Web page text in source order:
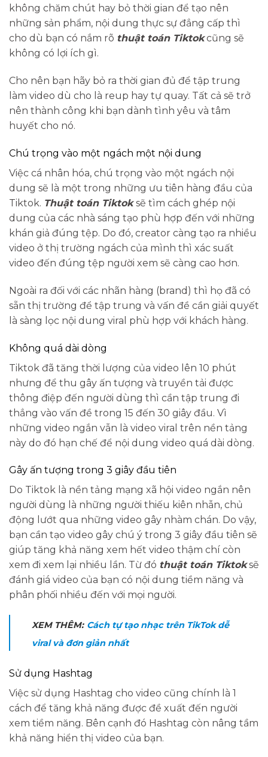
không chăm chút hay bỏ thời gian để tạo nên
những sản phẩm, nội dung thực sự đẳng cấp thì
cho dù bạn có nắm rõ thuật toán Tiktokcũng sẽ
không có lợi ích gì.
Cho nên bạn hãy bỏ ra thời gian đủ để tập trung
làm video dù cho là reup hay tự quay. Tất cả sẽ trở
nên thành công khi bạn dành tình yêu và tâm
huyết cho nó.
Chú trọng vào một ngách một nội dung
Việc cá nhân hóa, chú trọng vào một ngách nội
dung sẽ là một trong những ưu tiên hàng đầu của
Tiktok. Thuật toán Tiktoksẽ tìm cách ghép nội
dung của các nhà sáng tạo phù hợp đến với những
khán giả đúng tệp. Do đó, creator càng tạo ra nhiều
video ở thị trường ngách của mình thì xác suất
video đến đúng tệp người xem sẽ càng cao hơn.
Ngoài ra đối với các nhãn hàng (brand) thì họ đã có
sẵn thị trường để tập trung và vấn đề cần giải quyết
là sàng lọc nội dung viral phù hợp với khách hàng.
Không quá dài dòng
Tiktok đã tăng thời lượng của video lên 10 phút
nhưng để thu gây ấn tượng và truyền tải được
thông điệp đến người dùng thì cần tập trung đi
thẳng vào vấn đề trong 15 đến 30 giây đầu. Vì
những video ngắn vẫn là video viral trên nền tảng
này do đó hạn chế để nội dung video quá dài dòng.
Gây ấn tượng trong 3 giây đầu tiên
Do Tiktok là nền tảng mạng xã hội video ngắn nên
người dùng là những người thiếu kiên nhẫn, chủ
động lướt qua những video gây nhàm chán. Do vậy,
bạn cần tạo video gây chú ý trong 3 giây đầu tiên sẽ
giúp tăng khả năng xem hết video thậm chí còn
xem đi xem lại nhiều lần. Từ đó thuật toán Tiktoksẽ
đánh giá video của bạn có nội dung tiềm năng và
phân phối nhiều đến với mọi người.
XEM THÊM: Cách tự tạo nhạc trên TikTok dễ
viral và đơn giản nhất
Sử dụng Hashtag
Việc sử dụng Hashtag cho video cũng chính là 1
cách để tăng khả năng được đề xuất đến người
xem tiềm năng. Bên cạnh đó Hashtag còn nâng tầm
khả năng hiển thị video của bạn.